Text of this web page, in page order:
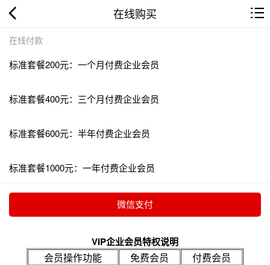
在线购买
在线付款
标准套餐200元：一个月付费企业会员
标准套餐400元：三个月付费企业会员
标准套餐600元：半年付费企业会员
标准套餐1000元：一年付费企业会员
VIP企业会员特权说明
会员操作功能 免费会员
付费会员